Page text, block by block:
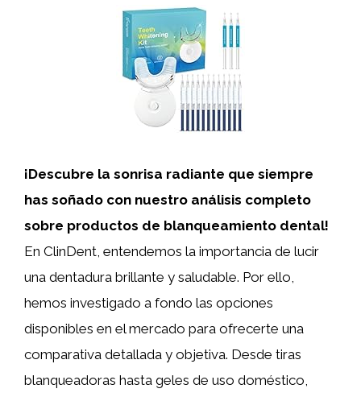
¡Descubre la sonrisa radiante que siempre
has soñado con nuestro análisis completo
sobre productos de blanqueamiento dental!
En ClinDent, entendemos la importancia de lucir
una dentadura brillante y saludable. Por ello,
hemos investigado a fondo las opciones
disponibles en el mercado para ofrecerte una
comparativa detallada y objetiva. Desde tiras
blanqueadoras hasta geles de uso doméstico,